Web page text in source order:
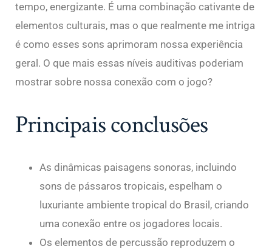
tempo, energizante. É uma combinação cativante de
elementos culturais, mas o que realmente me intriga
é como esses sons aprimoram nossa experiência
geral. O que mais essas níveis auditivas poderiam
mostrar sobre nossa conexão com o jogo?
Principais conclusões
As dinâmicas paisagens sonoras, incluindo
sons de pássaros tropicais, espelham o
luxuriante ambiente tropical do Brasil, criando
uma conexão entre os jogadores locais.
Os elementos de percussão reproduzem o